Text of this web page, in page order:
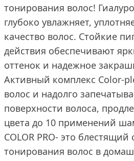
тонирования волос!
глубоко увлажняет,
качество волос. Стойкие
действия обеспечивают
оттенок и надежное
Активный комплекс Color-
волос и надолго
поверхности волоса,
цвета до 10 применений
COLOR PRO- это
тонирования волос в